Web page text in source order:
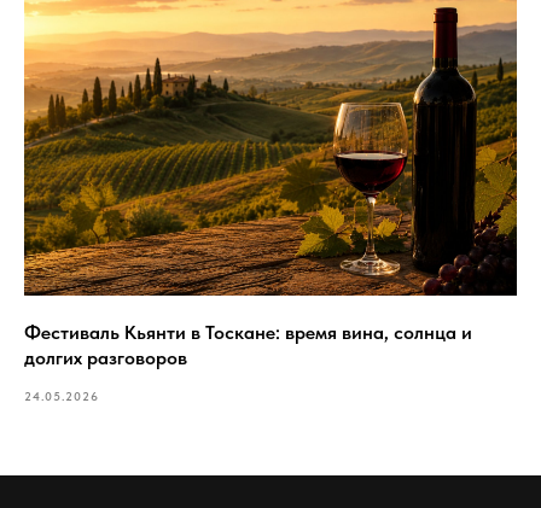
Фестиваль Кьянти в Тоскане: время вина, солнца и
долгих разговоров
24.05.2026